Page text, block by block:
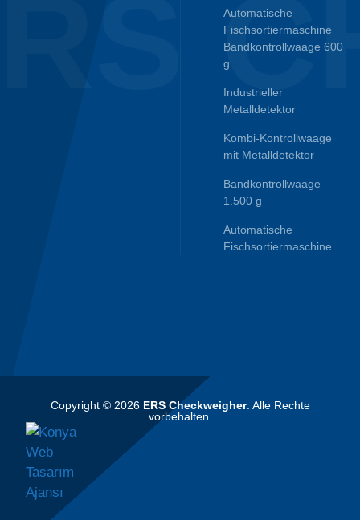
Automatische
Fischsortiermaschine
Bandkontrollwaage 600
g
Industrieller
Metalldetektor
Kombi-Kontrollwaage
mit Metalldetektor
Bandkontrollwaage
1.500 g
Automatische
Fischsortiermaschine
Copyright © 2026 ERS Checkweigher. Alle Rechte
vorbehalten.